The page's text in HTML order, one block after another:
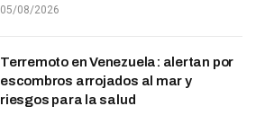
05/08/2026
Terremoto en Venezuela: alertan por
escombros arrojados al mar y
riesgos para la salud